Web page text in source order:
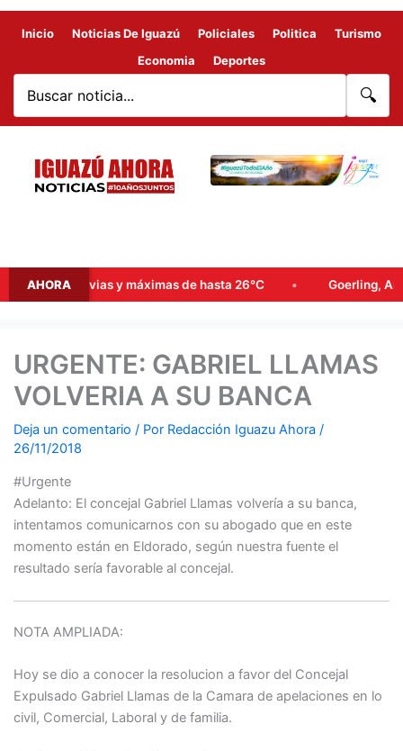
Inicio Noticias De Iguazú Policiales Politica
Turismo
Economia
Deportes
🔍
AHORA
lluvias y máximas de hasta 26°C Goerling, Arce y
URGENTE: GABRIEL LLAMAS
VOLVERIA A SU BANCA
Deja un comentario / Por Redacción Iguazu Ahora /
26/11/2018
#Urgente
Adelanto: El concejal Gabriel Llamas volvería a su banca,
intentamos comunicarnos con su abogado que en este
momento están en Eldorado, según nuestra fuente el
resultado sería favorable al concejal.
NOTA AMPLIADA:
Hoy se dio a conocer la resolucion a favor del Concejal
Expulsado Gabriel Llamas de la Camara de apelaciones en lo
civil, Comercial, Laboral y de familia.